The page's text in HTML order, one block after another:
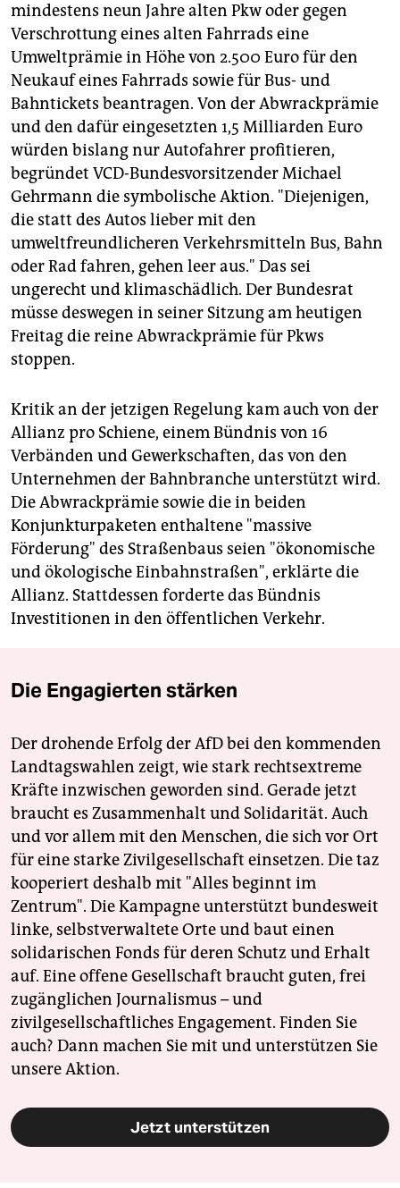
mindestens neun Jahre alten Pkw oder gegen
Verschrottung eines alten Fahrrads eine
Umweltprämie in Höhe von 2.500 Euro für den
Neukauf eines Fahrrads sowie für Bus- und
Bahntickets beantragen. Von der Abwrackprämie
und den dafür eingesetzten 1,5 Milliarden Euro
würden bislang nur Autofahrer profitieren,
begründet VCD-Bundesvorsitzender Michael
Gehrmann die symbolische Aktion. "Diejenigen,
die statt des Autos lieber mit den
umweltfreundlicheren Verkehrsmitteln Bus, Bahn
oder Rad fahren, gehen leer aus." Das sei
ungerecht und klimaschädlich. Der Bundesrat
müsse deswegen in seiner Sitzung am heutigen
Freitag die reine Abwrackprämie für Pkws
stoppen.
Kritik an der jetzigen Regelung kam auch von der
Allianz pro Schiene, einem Bündnis von 16
Verbänden und Gewerkschaften, das von den
Unternehmen der Bahnbranche unterstützt wird.
Die Abwrackprämie sowie die in beiden
Konjunkturpaketen enthaltene "massive
Förderung" des Straßenbaus seien "ökonomische
und ökologische Einbahnstraßen", erklärte die
Allianz. Stattdessen forderte das Bündnis
Investitionen in den öffentlichen Verkehr.
Die Engagierten stärken
Der drohende Erfolg der AfD bei den kommenden
Landtagswahlen zeigt, wie stark rechtsextreme
Kräfte inzwischen geworden sind. Gerade jetzt
braucht es Zusammenhalt und Solidarität. Auch
und vor allem mit den Menschen, die sich vor Ort
für eine starke Zivilgesellschaft einsetzen. Die taz
kooperiert deshalb mit "Alles beginnt im
Zentrum". Die Kampagne unterstützt bundesweit
linke, selbstverwaltete Orte und baut einen
solidarischen Fonds für deren Schutz und Erhalt
auf. Eine offene Gesellschaft braucht guten, frei
zugänglichen Journalismus – und
zivilgesellschaftliches Engagement. Finden Sie
auch? Dann machen Sie mit und unterstützen Sie
unsere Aktion.
Jetzt unterstützen